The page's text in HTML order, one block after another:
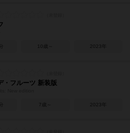
10歳～ 2023年
・フルーツ 新装版
7歳～ 2023年